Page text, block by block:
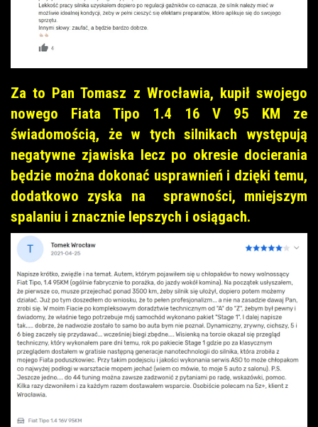
Za to Pan Tomasz z Wrocławia, kupił swojego
nowego Fiata Tipo 1.4 16 V 95 KM ze
świadomością, że w tych silnikach występują
negatywne zjawiska lecz po okresie docierania
będzie można dokonać usprawnień i dzięki temu,
dodatkowo zyska na sprawności, mniejszym
spalaniu i znacznie lepszych i osiągach.